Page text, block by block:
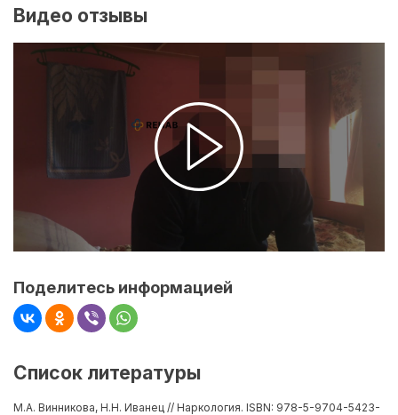
Видео отзывы
Поделитесь информацией
Список литературы
М.А. Винникова, Н.Н. Иванец // Наркология. ISBN: 978-5-9704-5423-